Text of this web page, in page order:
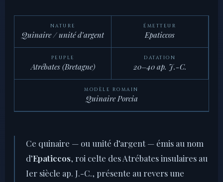
NATURE
Quinaire / unité d’argent
ÉMETTEUR
Epaticcos
PEUPLE
Atrébates (Bretagne)
DATATION
20–40 ap. J.-C.
MODÈLE ROMAIN
Quinaire Porcia
Ce quinaire — ou unité d’argent — émis au nom
d’Epaticcos, roi celte des Atrébates insulaires au
Ier siècle ap. J.-C., présente au revers une